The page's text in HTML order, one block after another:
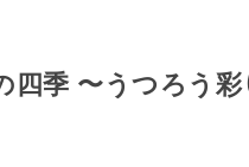
四季 〜うつろう